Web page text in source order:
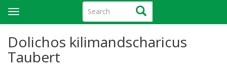
Search Search
Toggle
navigation
Dolichos kilimandscharicus
Taubert